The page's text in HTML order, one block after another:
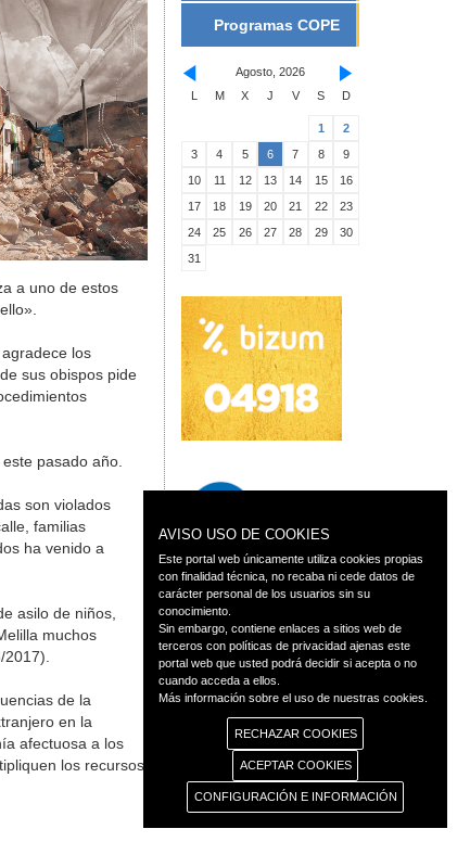
a uno de estos
los
sus obispos pide
pasado año.
son violados
familias
ha venido a
asilo de niños,
muchos
de la
en la
afectuosa a los
los recursos
Programas COPE
Agosto, 2026
L
M X J V S D
1
2
3
4 5 6 7 8
9
10
11 12 13 14 15
16
17
18 19 20 21 22
23
24
25 26 27 28 29
30
31
AVISO USO DE COOKIES
Este portal web únicamente utiliza cookies propias
con finalidad técnica, no recaba ni cede datos de
carácter personal de los usuarios sin su
conocimiento.
Sin embargo, contiene enlaces a sitios web de
terceros con políticas de privacidad ajenas este
portal web que usted podrá decidir si acepta o no
cuando acceda a ellos.
Más información sobre el uso de nuestras cookies.
RECHAZAR COOKIES
ACEPTAR COOKIES
CONFIGURACIÓN E INFORMACIÓN